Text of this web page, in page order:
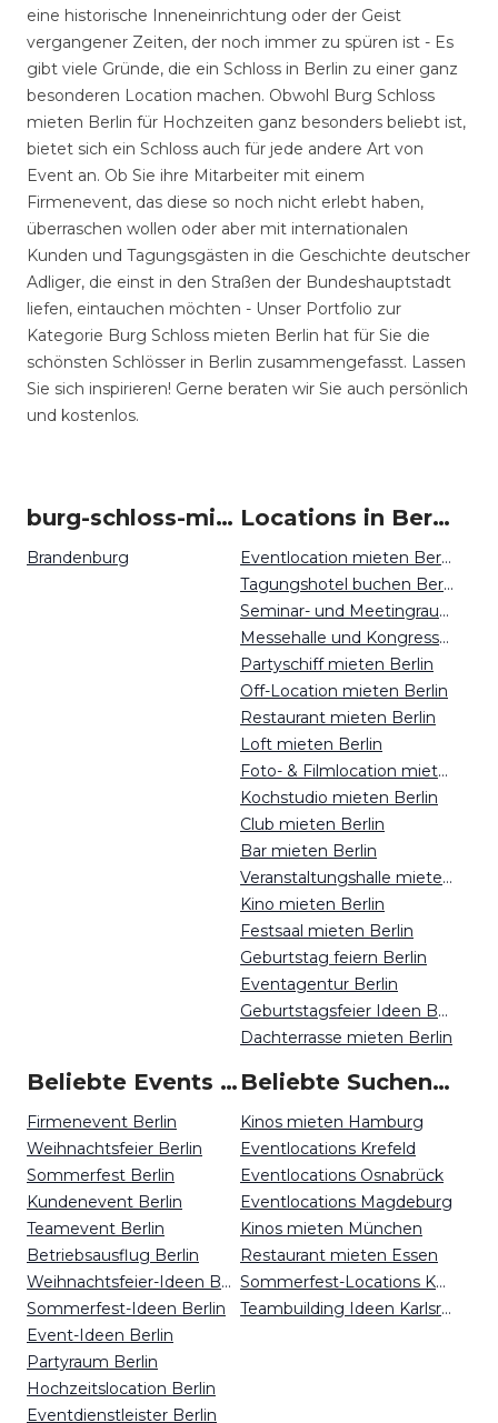
eine historische Inneneinrichtung oder der Geist
vergangener Zeiten, der noch immer zu spüren ist - Es
gibt viele Gründe, die ein Schloss in Berlin zu einer ganz
besonderen Location machen. Obwohl Burg Schloss
mieten Berlin für Hochzeiten ganz besonders beliebt ist,
bietet sich ein Schloss auch für jede andere Art von
Event an. Ob Sie ihre Mitarbeiter mit einem
Firmenevent, das diese so noch nicht erlebt haben,
überraschen wollen oder aber mit internationalen
Kunden und Tagungsgästen in die Geschichte deutscher
Adliger, die einst in den Straßen der Bundeshauptstadt
liefen, eintauchen möchten - Unser Portfolio zur
Kategorie Burg Schloss mieten Berlin hat für Sie die
schönsten Schlösser in Berlin zusammengefasst. Lassen
Sie sich inspirieren! Gerne beraten wir Sie auch persönlich
und kostenlos.
burg-schloss-mieten um Berlin
Brandenburg
Locations in Berlin mieten
Eventlocation mieten Berlin
Tagungshotel buchen Berlin
Seminar- und Meetingraum mieten Berlin
Messehalle und Kongresszentrum mieten Berlin
Partyschiff mieten Berlin
Off-Location mieten Berlin
Restaurant mieten Berlin
Loft mieten Berlin
Foto- & Filmlocation mieten Berlin
Kochstudio mieten Berlin
Club mieten Berlin
Bar mieten Berlin
Veranstaltungshalle mieten Berlin
Kino mieten Berlin
Festsaal mieten Berlin
Geburtstag feiern Berlin
Eventagentur Berlin
Geburtstagsfeier Ideen Berlin
Dachterrasse mieten Berlin
Beliebte Events in Berlin
Firmenevent Berlin
Weihnachtsfeier Berlin
Sommerfest Berlin
Kundenevent Berlin
Teamevent Berlin
Betriebsausflug Berlin
Weihnachtsfeier-Ideen Berlin
Sommerfest-Ideen Berlin
Event-Ideen Berlin
Partyraum Berlin
Hochzeitslocation Berlin
Eventdienstleister Berlin
Beliebte Suchen auf Event Inc
Kinos mieten Hamburg
Eventlocations Krefeld
Eventlocations Osnabrück
Eventlocations Magdeburg
Kinos mieten München
Restaurant mieten Essen
Sommerfest-Locations Karlsruhe
Teambuilding Ideen Karlsruhe